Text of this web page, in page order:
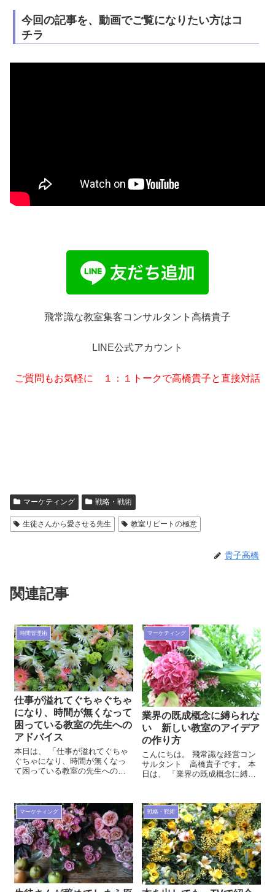
今回の記事を、動画でご覧になりたい方はコ
チラ
飛常識な教室集客コンサルタント高橋貴子
LINE公式アカウント
ご質問もお気軽に １：１トークで高橋貴子と直接対話
マーケティング 戦略・戦術
生徒さんから愛させる先生 教室リピートの極意
貴子高橋
関連記事
時間管理術
仕事が溢れてぐちゃぐちゃ
になり、時間が無くなって
困っている教室の先生への
アドバイス
本日は、 「仕事が溢れてぐちゃ
ぐちゃになり、時間が無くなっ
て困っている教室の先生へのア
ト高橋貴子 LINE公式アカウント
ご質...
マーケティング
業界の既成概念に縛られな
い 新しい教室のアイデア
の作り方
こんにちは。 飛常識な経営コン
サルタント 高橋貴子です。 本
日は、 「業界の既成概念に縛ら
話をしていきたいと思います。
飛常...
マーケティング 戦略・戦術